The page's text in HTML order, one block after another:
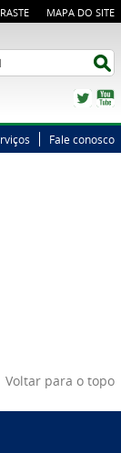
MAPA DO SITE
Twitter
Fale conosco
Voltar para o topo